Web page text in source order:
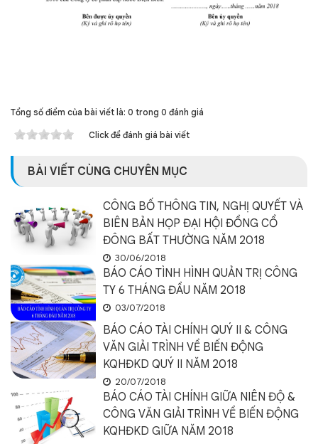
Tổng số điểm của bài viết là: 0 trong 0 đánh giá
Click để đánh giá bài viết
BÀI VIẾT CÙNG CHUYÊN MỤC
CÔNG BỐ THÔNG TIN, NGHỊ QUYẾT VÀ
BIÊN BẢN HỌP ĐẠI HỘI ĐỒNG CỔ
ĐÔNG BẤT THƯỜNG NĂM 2018
30/06/2018
BÁO CÁO TÌNH HÌNH QUẢN TRỊ CÔNG
TY 6 THÁNG ĐẦU NĂM 2018
03/07/2018
BÁO CÁO TÀI CHÍNH QUÝ II & CÔNG
VĂN GIẢI TRÌNH VỀ BIẾN ĐỘNG
KQHĐKD QUÝ II NĂM 2018
20/07/2018
BÁO CÁO TÀI CHÍNH GIỮA NIÊN ĐỘ &
CÔNG VĂN GIẢI TRÌNH VỀ BIẾN ĐỘNG
KQHĐKD GIỮA NĂM 2018